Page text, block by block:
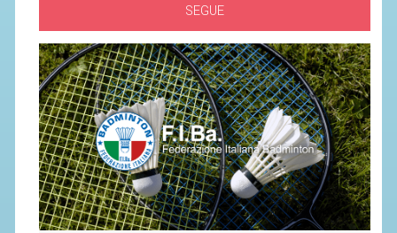
SEGUE
RICHIESTA PATROCINIO
GIUSTIZIA FEDERALE
REGOLAMENTI
PROVVEDIMENTI
ORGANI DI GIUSTIZIA FEDERALE
MAGLIA AZZURRA